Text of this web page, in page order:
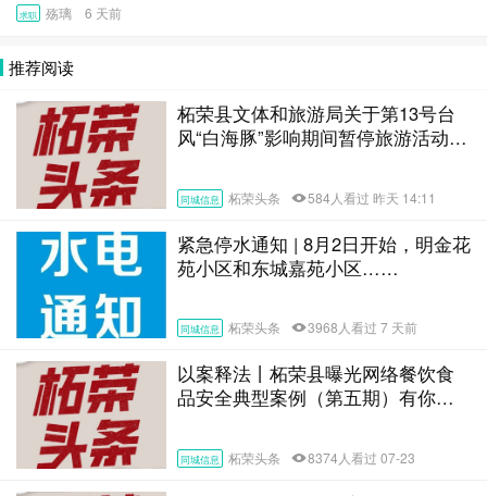
求职 殇璃 6 天前
推荐阅读
柘荣县文体和旅游局关于第13号台
风“白海豚”影响期间暂停旅游活动的
同城信息 柘荣头条 584人看过 昨天 14:11
紧急停水通知 | 8月2日开始，明金花
苑小区和东城嘉苑小区……
同城信息 柘荣头条 3968人看过 7 天前
以案释法丨柘荣县曝光网络餐饮食
品安全典型案例（第五期）有你认
同城信息 柘荣头条 8374人看过 07-23